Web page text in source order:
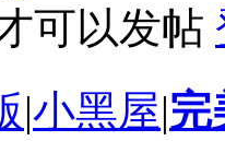
可以发帖
|小黑屋|完